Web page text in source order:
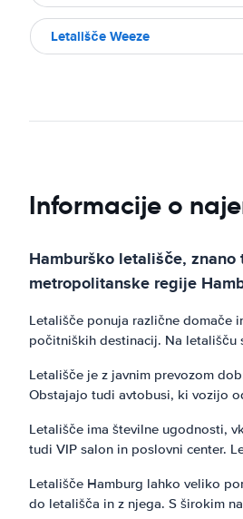
Letališče Weeze
Informacije o
Hamburško letališče,
metropolitanske regije
Letališče ponuja različne domače
počitniških destinacij. Na letališču
Letališče je z javnim prevozom
Obstajajo tudi avtobusi, ki vozijo
Letališče ima številne ugodnosti,
tudi VIP salon in poslovni center.
Letališče Hamburg lahko veliko
do letališča in z njega. S širokim